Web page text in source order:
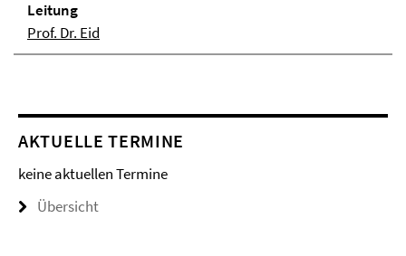
Lei­tung
Prof. Dr. Eid
AKTUELLE TERMINE
keine aktuellen Termine
Übersicht